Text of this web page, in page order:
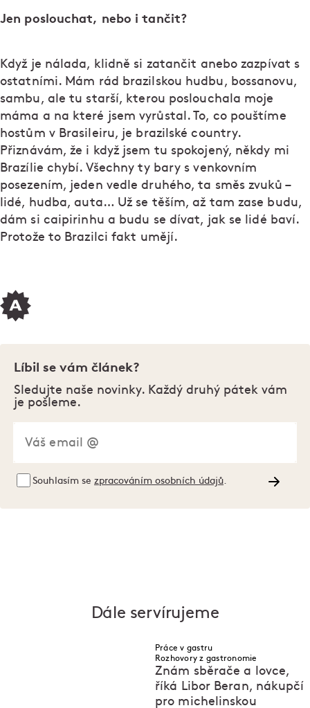
Jen poslouchat, nebo i tančit?
Když je nálada, klidně si zatančit anebo zazpívat s
ostatními. Mám rád brazilskou hudbu, bossanovu,
sambu, ale tu starší, kterou poslouchala moje
máma a na které jsem vyrůstal. To, co pouštíme
hostům v Brasileiru, je brazilské country.
Přiznávám, že i když jsem tu spokojený, někdy mi
Brazílie chybí. Všechny ty bary s venkovním
posezením, jeden vedle druhého, ta směs zvuků –
lidé, hudba, auta… Už se těším, až tam zase budu,
dám si caipirinhu a budu se dívat, jak se lidé baví.
Protože to Brazilci fakt umějí.
Líbil se vám článek?
Sledujte naše novinky. Každý druhý pátek vám
je pošleme.
Souhlasím se zpracováním osobních údajů
Dále servírujeme
Práce v gastru
Rozhovory z gastronomie
Znám sběrače a lovce,
říká Libor Beran, nákupčí
pro michelinskou